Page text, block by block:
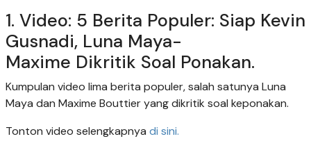
1. Video: 5 Berita Populer: Siap Kevin
Gusnadi, Luna Maya-
Maxime Dikritik Soal Ponakan.
Kumpulan video lima berita populer, salah satunya Luna
Maya dan Maxime Bouttier yang dikritik soal keponakan.
Tonton video selengkapnya di sini.